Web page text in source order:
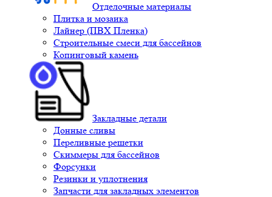
Отделочные материалы
Плитка и мозаика
Лайнер (ПВХ Пленка)
Строительные смеси для бассейнов
Копинговый камень
Закладные детали
Донные сливы
Переливные решетки
Скиммеры для бассейнов
Форсунки
Резинки и уплотнения
Запчасти для закладных элементов